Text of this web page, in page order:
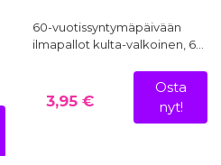
60-vuotissyntymäpäivään
ilmapallot kulta-valkoinen, 6…
3,95 €
Osta
nyt!